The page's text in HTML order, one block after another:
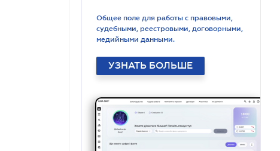
Общее поле для работы с правовыми,
судебными, реестровыми, договорными,
медийными данными.
УЗНАТЬ БОЛЬШЕ